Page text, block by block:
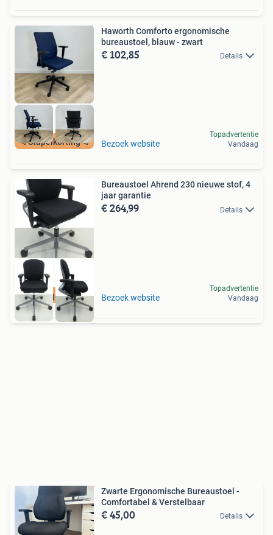
% Stapelkorting %
Haworth Comforto ergonomische
bureaustoel, blauw - zwart
€ 102,85 Details
Bezoek website
Topadvertentie
Vandaag
4 jaar garantie
Bureaustoel Ahrend 230 nieuwe stof, 4
jaar garantie
€ 264,99 Details
Bezoek website
Topadvertentie
Vandaag
Zwarte Ergonomische Bureaustoel -
Comfortabel & Verstelbaar
€ 45,00 Details